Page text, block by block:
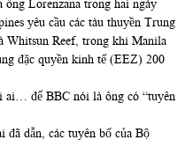
Lorenzana trong hai ngày
yêu cầu các tàu thuyền Trung
Whitsun Reef, trong khi Manila
đặc quyền kinh tế (EEZ) 200
ai… để BBC nói là ông có “tuyên
dẫn, các tuyên bố của Bộ